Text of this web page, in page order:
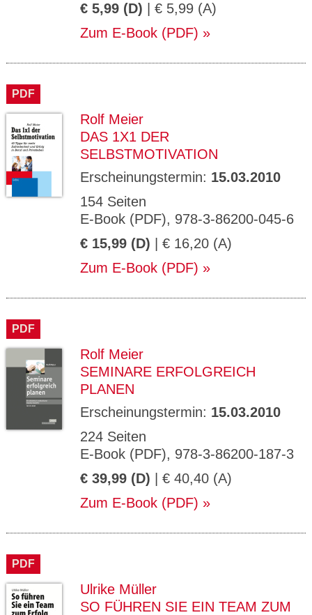
€ 5,99 (D) | € 5,99 (A)
Zum E-Book (PDF)
PDF
Rolf Meier
DAS 1X1 DER
SELBSTMOTIVATION
Erscheinungstermin: 15.03.2010
154 Seiten
E-Book (PDF), 978-3-86200-045-6
€ 15,99 (D) | € 16,20 (A)
Zum E-Book (PDF)
PDF
Rolf Meier
SEMINARE ERFOLGREICH
PLANEN
Erscheinungstermin: 15.03.2010
224 Seiten
E-Book (PDF), 978-3-86200-187-3
€ 39,99 (D) | € 40,40 (A)
Zum E-Book (PDF)
PDF
Ulrike Müller
SO FÜHREN SIE EIN TEAM ZUM